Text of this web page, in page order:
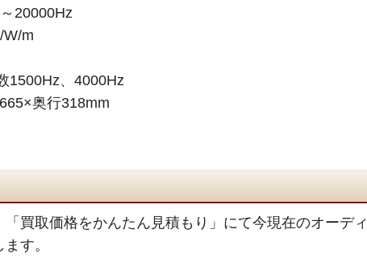
20000Hz
W/m
1500Hz、4000Hz
奥行318mm
買取価格をかんたん見積もり」にて今現在のオーディ
す。